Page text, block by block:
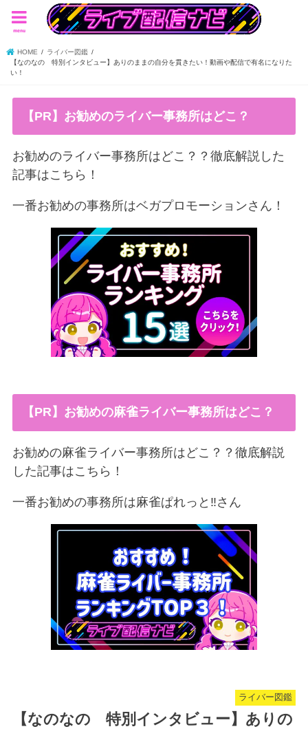
menu
HOME
ライバー図鑑
【なのなの 特別インタビュー】ありのままの自分を貫きたい！動画や配信で有名になりた
い！
【PR】お勧めのライバー事務所はどこ？
お勧めのライバー事務所はどこ？？徹底解説した
記事はこちら！
一番お勧めの事務所はベガプロモーションさん！
【PR】お勧めの麻雀ライバー事務所はどこ？
お勧めの麻雀ライバー事務所はどこ？？徹底解説
した記事はこちら！
一番お勧めの事務所は麻雀ぱれっと‼︎さん
ライバー図鑑
【なのなの 特別インタビュー】ありの